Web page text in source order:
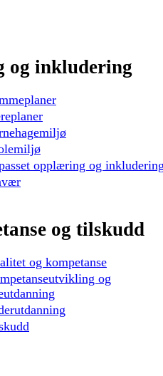
og inkludering
opplæring og inkludering
og tilskudd
og kompetanse
og